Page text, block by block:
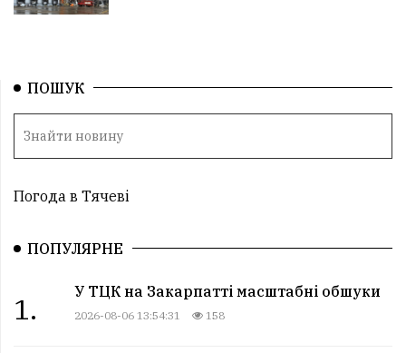
ПОШУК
Погода в Тячеві
ПОПУЛЯРНЕ
1.
У ТЦК на Закарпатті масштабні обшуки
2026-08-06 13:54:31 158